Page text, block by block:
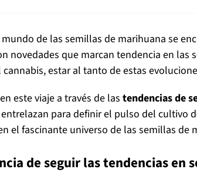
de las semillas de marihuana se
novedades que marcan tendencia en
estar al tanto de estas
este viaje a través de las tendencias de
para definir el pulso del cultivo
el fascinante universo de las semillas de
de seguir las tendencias en